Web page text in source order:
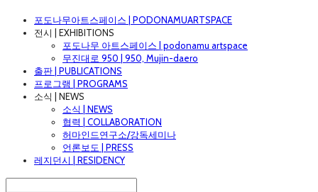
포도나무아트스페이스 | PODONAMUARTSPACE
전시 | EXHIBITIONS
포도나무 아트스페이스 | podonamu artspace
무진대로 950 | 950, Mujin-daero
출판 | PUBLICATIONS
프로그램 | PROGRAMS
소식 | NEWS
소식 | NEWS
협력 | COLLABORATION
허마인드연구소/강독세미나
언론보도 | PRESS
레지던시 | RESIDENCY